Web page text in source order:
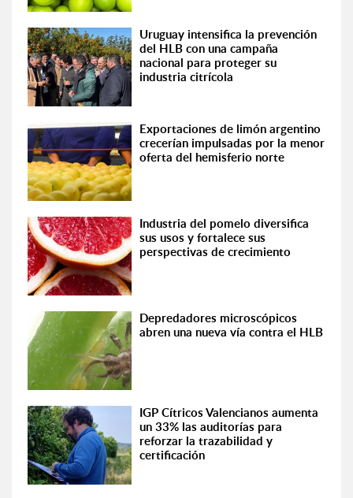
Uruguay intensifica la prevención
del HLB con una campaña
nacional para proteger su
industria citrícola
Exportaciones de limón argentino
crecerían impulsadas por la menor
oferta del hemisferio norte
Industria del pomelo diversifica
sus usos y fortalece sus
perspectivas de crecimiento
Depredadores microscópicos
abren una nueva vía contra el HLB
IGP Cítricos Valencianos aumenta
un 33% las auditorías para
reforzar la trazabilidad y
certificación